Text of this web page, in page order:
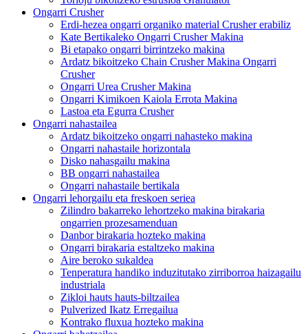
Ongarri Crusher
Erdi-hezea ongarri organiko material Crusher erabiliz
Kate Bertikaleko Ongarri Crusher Makina
Bi etapako ongarri birrintzeko makina
Ardatz bikoitzeko Chain Crusher Makina Ongarri
Crusher
Ongarri Urea Crusher Makina
Ongarri Kimikoen Kaiola Errota Makina
Lastoa eta Egurra Crusher
Ongarri nahastailea
Ardatz bikoitzeko ongarri nahasteko makina
Ongarri nahastaile horizontala
Disko nahasgailu makina
BB ongarri nahastailea
Ongarri nahastaile bertikala
Ongarri lehorgailu eta freskoen seriea
Zilindro bakarreko lehortzeko makina birakaria
ongarrien prozesamenduan
Danbor birakaria hozteko makina
Ongarri birakaria estaltzeko makina
Aire beroko sukaldea
Tenperatura handiko induzitutako zirriborroa haizagailu
industriala
Zikloi hauts hauts-biltzailea
Pulverized Ikatz Erregailua
Kontrako fluxua hozteko makina